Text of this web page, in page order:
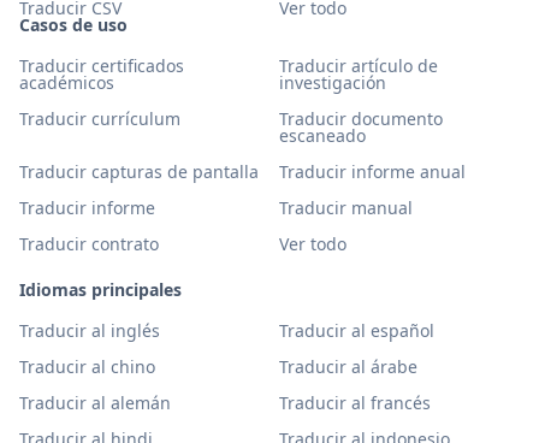
Casos de uso
Traducir certificados
académicos
Traducir artículo de
investigación
Traducir currículum
Traducir documento
escaneado
Traducir capturas de pantalla
Traducir informe anual
Traducir informe
Traducir manual
Traducir contrato
Ver todo
Idiomas principales
Traducir al inglés
Traducir al español
Traducir al chino
Traducir al árabe
Traducir al alemán
Traducir al francés
Traducir CSV
Ver todo